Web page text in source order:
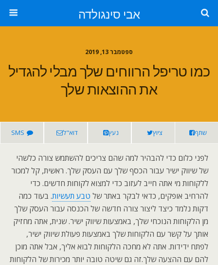
אבי סינגולדה
ספטמבר 13, 2019
כמו טריפל הרווחים שלך מבלי להגדיל
את ההוצאות שלך
שתף ציוץ נעץ דוא"ל SMS
לפני כלום כדי להבהיר למה שהם צריכים להשתמש צורה כלשהי
של שיווק ישיר עבור הכסף שלך עם העסק שלך. ראשית, קל למכור
ללקוחות מי אתה חייב לעזוב כדי למצוא לקוחות חדשים. כדי
להרחיב אופקים, כדאי לבקר באתר של טבע תעשיות. בעוד כמה
דקות נלמד כיצד ליצור צורה חדשה של הכנסה עבור העסק שלך
מן הלקוחות הנוכחי שלך, באמצעות שיווק ישיר. שנית, אתה מחזיק
אותך על קשר עם הלקוחות שלך באמצעות פעולת שיווק ישיר,
לפתח ידידות. אתה לא מחכה הלקוחות לבוא אליך, אבל אתה מוכן
להם עם ההצעה שלך.זה גם שיטה טובה יותר מכירות של הלקוחות